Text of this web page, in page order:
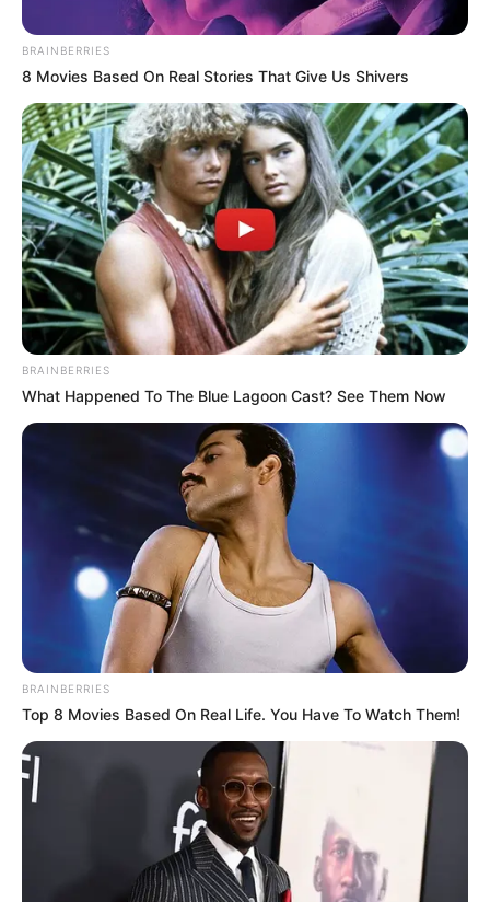
BRAINBERRIES
8 Movies Based On Real Stories That Give Us Shivers
BRAINBERRIES
What Happened To The Blue Lagoon Cast? See Them Now
BRAINBERRIES
Top 8 Movies Based On Real Life. You Have To Watch Them!